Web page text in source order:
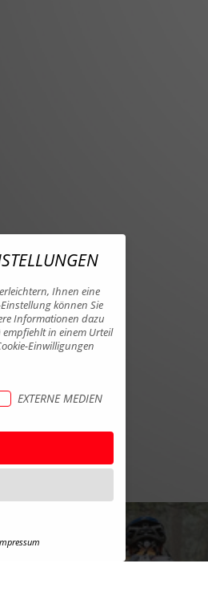
IMPRESSUM
Ihnen eine
können Sie
Informationen dazu
in einem Urteil
Einwilligungen
EXTERNE MEDIEN